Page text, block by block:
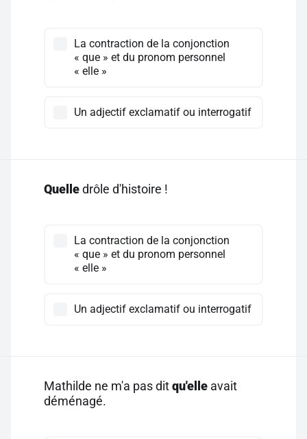
La contraction de la conjonction
« que » et du pronom personnel
« elle »
Un adjectif exclamatif ou interrogatif
Quelledrôle d'histoire !
La contraction de la conjonction
« que » et du pronom personnel
« elle »
Un adjectif exclamatif ou interrogatif
Mathilde ne m'a pas ditqu'elle avait
déménagé.